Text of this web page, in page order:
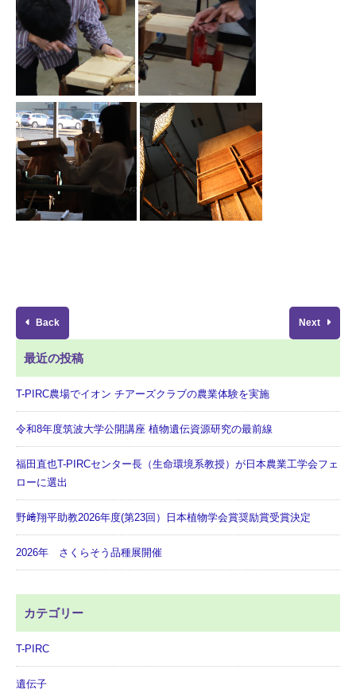
Back Next
最近の投稿
T-PIRC農場でイオン チアーズクラブの農業体験を実施
令和8年度筑波大学公開講座 植物遺伝資源研究の最前線
福田直也T-PIRCセンター長（生命環境系教授）が日本農業工学会フェ
ローに選出
野﨑翔平助教2026年度(第23回）日本植物学会賞奨励賞受賞決定
2026年 さくらそう品種展開催
カテゴリー
T-PIRC
遺伝子